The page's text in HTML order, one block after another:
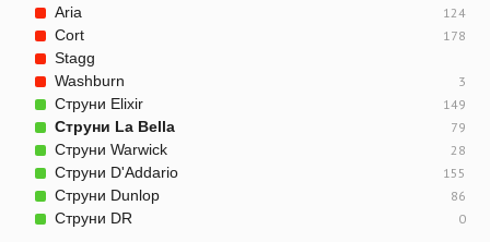
Aria 124
Cort 178
Stagg
Washburn
3
Струни Elixir 149
Струни La Bella 79
Струни Warwick 28
Струни D'Addario 155
Струни Dunlop 86
Струни DR 0